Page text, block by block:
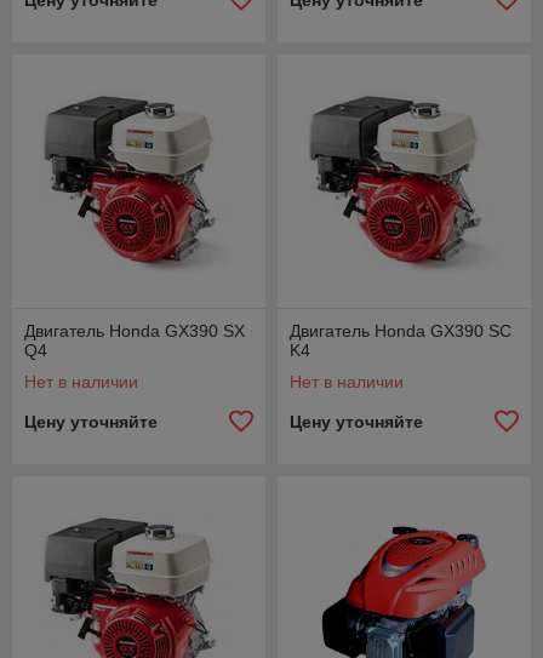
Двигатель Honda GX390 SX
Q4
Нет в наличии
Цену уточняйте
Двигатель Honda GX390 SC
K4
Нет в наличии
Цену уточняйте